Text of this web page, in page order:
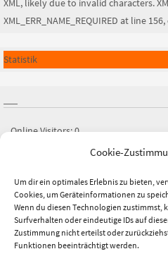
Cookie-
Um dir ein optimales Erlebnis zu bieten,
Cookies, um Geräteinformationen zu
Wenn du diesen Technologien zustimmst,
Surfverhalten oder eindeutige IDs auf
Zustimmung nicht erteilst oder
Funktionen beeinträchtigt werden.
XML, likely due to invalid characters.
XML_ERR_NAME_REQUIRED at line
Statistik
Online Visitors:0
Besucher gestern:
Besucher gesamt:2.676
Letztes Beitrags-Datum:25.07.2026